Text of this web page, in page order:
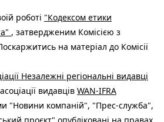
роботі "Кодексом етики
, затвердженим Комісією з
на матеріал до Комісії
Незалежні регіональні видавці
видавців WAN-IFRA
"Новини компаній", "Прес-служба",
проєкт" опубліковані на правах